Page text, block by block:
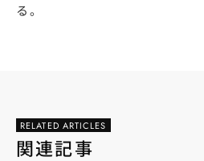
る。
RELATED ARTICLES
関連記事